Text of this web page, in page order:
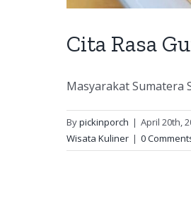
Cita Rasa
Masyarakat Sumatera
Bypickinporch | April 20th,
Wisata Kuliner | 0